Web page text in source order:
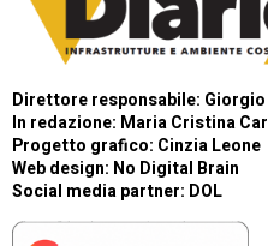
Direttore responsabile:
In redazione: Maria Cristina
Progetto grafico: Cinzia Leone
Web design: No Digital Brain
Social media partner: DOL